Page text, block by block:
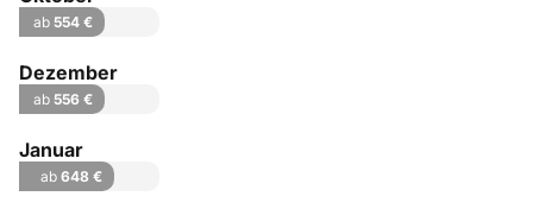
ab 554 €
Dezember
ab 556 €
Januar
ab 648 €